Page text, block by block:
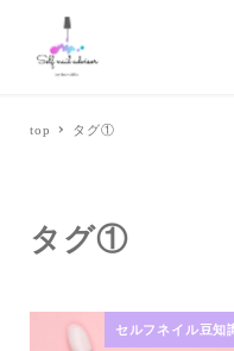
top タグ①
タグ①
セルフネイル豆知